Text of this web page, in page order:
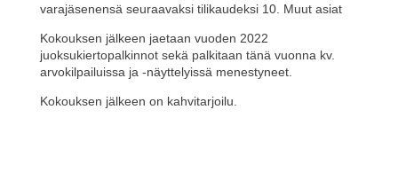
varajäsenensä seuraavaksi tilikaudeksi 10. Muut asiat
Kokouksen jälkeen jaetaan vuoden 2022
juoksukiertopalkinnot sekä palkitaan tänä vuonna kv.
arvokilpailuissa ja -näyttelyissä menestyneet.
Kokouksen jälkeen on kahvitarjoilu.